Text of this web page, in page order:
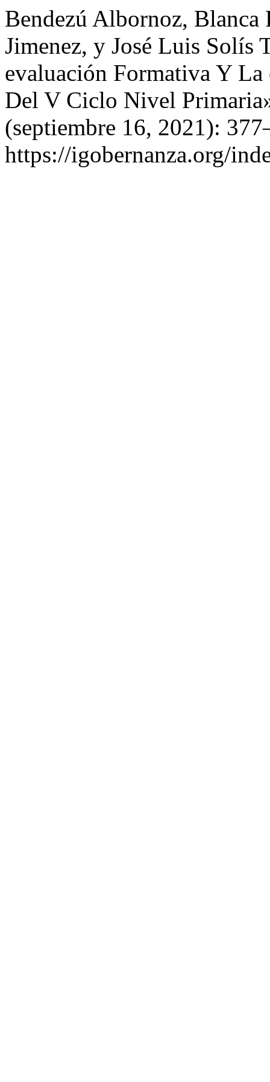
Bendezú Albornoz, Blanca
Jimenez, y José Luis Solís
evaluación Formativa Y
Del V Ciclo Nivel
(septiembre 16, 2021):
https://igobernanza.org/